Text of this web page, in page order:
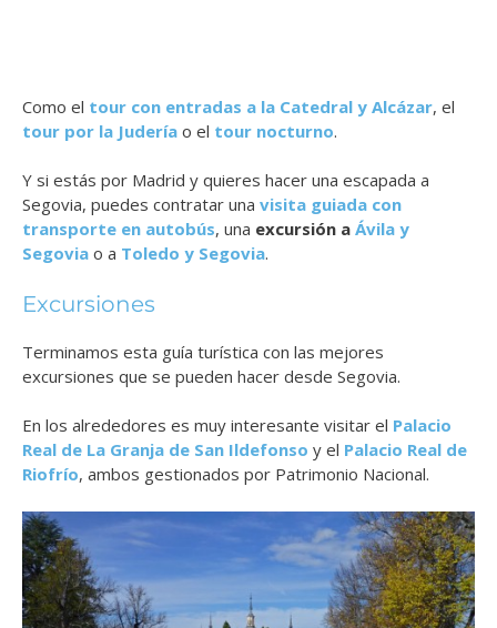
Como el tour con entradas a la Catedral y Alcázar, el
tour por la Judería o el tour nocturno.
Y si estás por Madrid y quieres hacer una escapada a
Segovia, puedes contratar una visita guiada con
transporte en autobús, una excursión a Ávila y
Segovia o a Toledo y Segovia.
Excursiones
Terminamos esta guía turística con las mejores
excursiones que se pueden hacer desde Segovia.
En los alrededores es muy interesante visitar el Palacio
Real de La Granja de San Ildefonso y el Palacio Real de
Riofrío, ambos gestionados por Patrimonio Nacional.